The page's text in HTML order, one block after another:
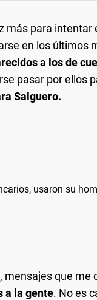
más para intentar
en los últimos
a los de
pasar por ellos
Salguero.
usaron su
mensajes que me
a la gente. No es